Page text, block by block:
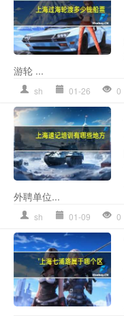
游轮 ...
sh 01-26 0
外聘单位...
sh 01-09 0